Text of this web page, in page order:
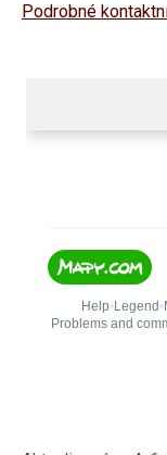
Podrobné